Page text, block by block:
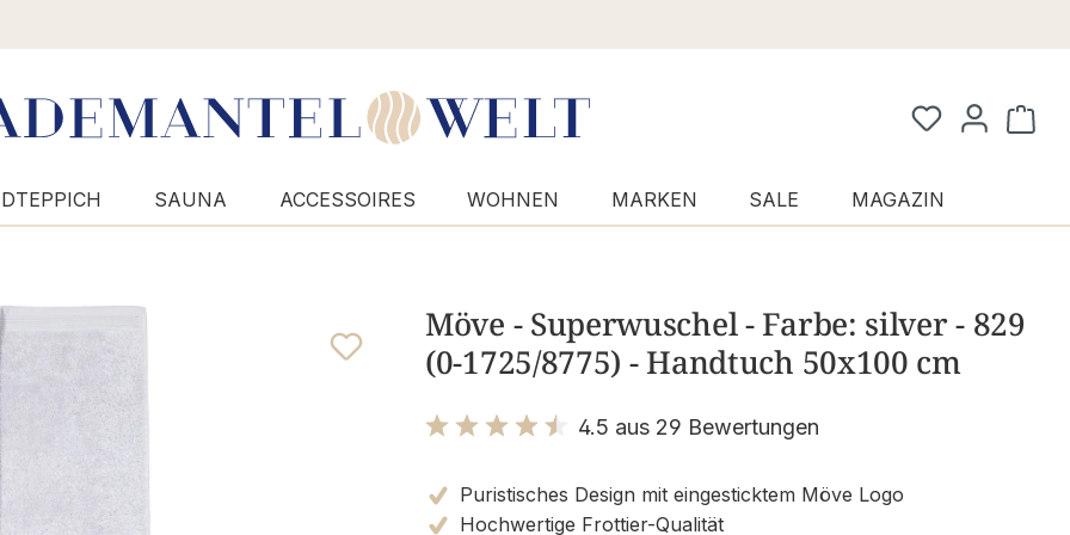
SAUNA ACCESSOIRES WOHNEN MARKEN SALE MAGAZIN
Möve - Superwuschel - Farbe: silver - 829
(0-1725/8775) - Handtuch 50x100 cm
4.5 aus 29 Bewertungen
Puristisches Design mit eingesticktem Möve Logo
Hochwertige Frottier-Qualität